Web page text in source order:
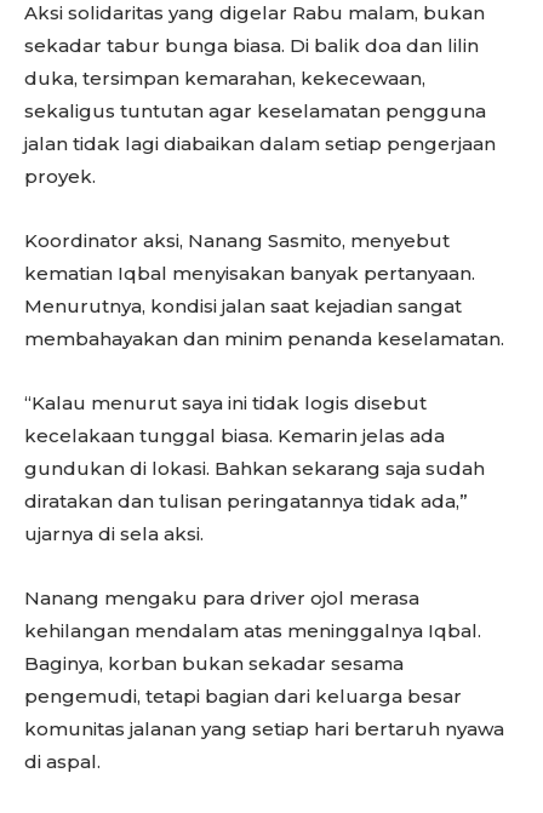
Aksi solidaritas yang digelar Rabu malam, bukan
sekadar tabur bunga biasa. Di balik doa dan lilin
duka, tersimpan kemarahan, kekecewaan,
sekaligus tuntutan agar keselamatan pengguna
jalan tidak lagi diabaikan dalam setiap pengerjaan
proyek.
Koordinator aksi, Nanang Sasmito, menyebut
kematian Iqbal menyisakan banyak pertanyaan.
Menurutnya, kondisi jalan saat kejadian sangat
membahayakan dan minim penanda keselamatan.
“Kalau menurut saya ini tidak logis disebut
kecelakaan tunggal biasa. Kemarin jelas ada
gundukan di lokasi. Bahkan sekarang saja sudah
diratakan dan tulisan peringatannya tidak ada,”
ujarnya di sela aksi.
Nanang mengaku para driver ojol merasa
kehilangan mendalam atas meninggalnya Iqbal.
Baginya, korban bukan sekadar sesama
pengemudi, tetapi bagian dari keluarga besar
komunitas jalanan yang setiap hari bertaruh nyawa
di aspal.